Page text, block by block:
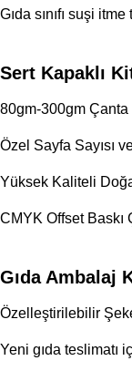
Gıda sınıfı suşi
Sert Kapaklı
80gm-300gm Çanta
Özel Sayfa Sayısı
Yüksek Kaliteli
CMYK Offset Baskı
Gıda Ambalaj
Özelleştirilebilir
Yeni gıda teslimatı